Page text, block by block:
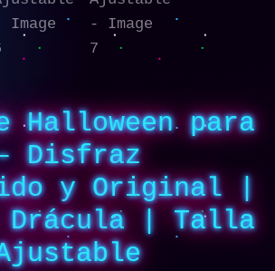
Halloween para
Disfraz
y Original |
| Talla